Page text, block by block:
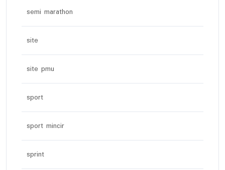
semi marathon
site
site pmu
sport
sport mincir
sprint